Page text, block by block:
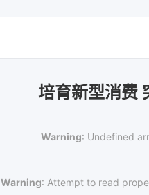
培育新型消费
Warning: Undefined
Warning: Attempt to read